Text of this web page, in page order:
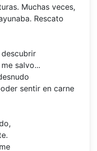
Muchas veces,
Rescato
salvo...
sentir en carne